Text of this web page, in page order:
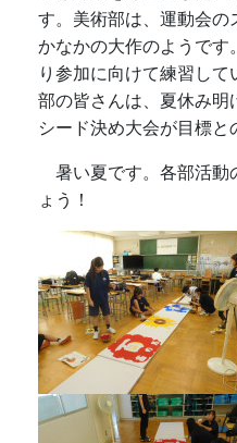
す。美術部は、運動会の
かなかの大作のようです
り参加に向けて練習し
部の皆さんは、夏休み明
シード決め大会が目標と
暑い夏です。各部活動
ょう！